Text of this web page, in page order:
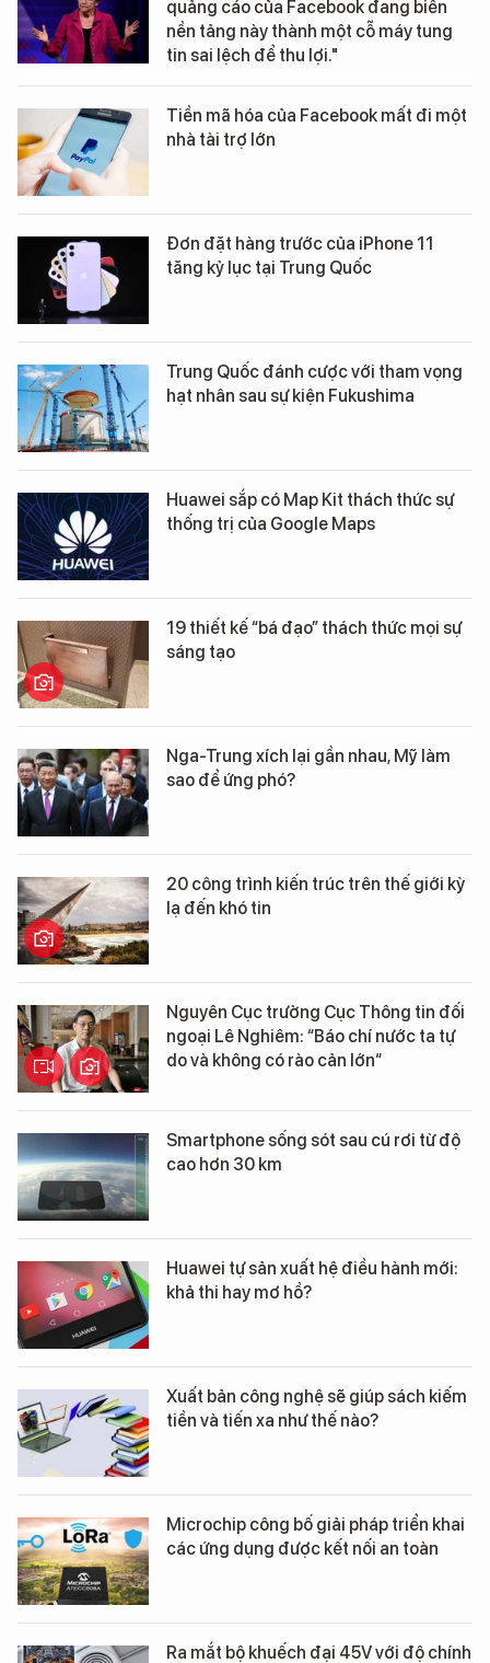
quảng cáo của Facebook đang biến
nền tảng này thành một cỗ máy tung
tin sai lệch để thu lợi."
Tiền mã hóa của Facebook mất đi một
nhà tài trợ lớn
Đơn đặt hàng trước của iPhone 11
tăng kỷ lục tại Trung Quốc
Trung Quốc đánh cược với tham vọng
hạt nhân sau sự kiện Fukushima
Huawei sắp có Map Kit thách thức sự
thống trị của Google Maps
19 thiết kế “bá đạo” thách thức mọi sự
sáng tạo
Nga-Trung xích lại gần nhau, Mỹ làm
sao để ứng phó?
20 công trình kiến trúc trên thế giới kỳ
lạ đến khó tin
Nguyên Cục trưởng Cục Thông tin đối
ngoại Lê Nghiêm: “Báo chí nước ta tự
do và không có rào cản lớn“
Smartphone sống sót sau cú rơi từ độ
cao hơn 30 km
Huawei tự sản xuất hệ điều hành mới:
khả thi hay mơ hồ?
Xuất bản công nghệ sẽ giúp sách kiếm
tiền và tiến xa như thế nào?
Microchip công bố giải pháp triển khai
các ứng dụng được kết nối an toàn
Ra mắt bộ khuếch đại 45V với độ chính